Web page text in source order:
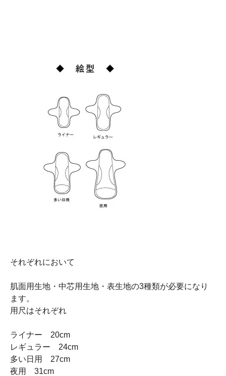
それぞれにおいて
肌面用生地・中芯用生地・表生地の3種類が必要になり
ます。
用尺はそれぞれ
ライナー 20cm
レギュラー 24cm
多い日用 27cm
夜用 31cm